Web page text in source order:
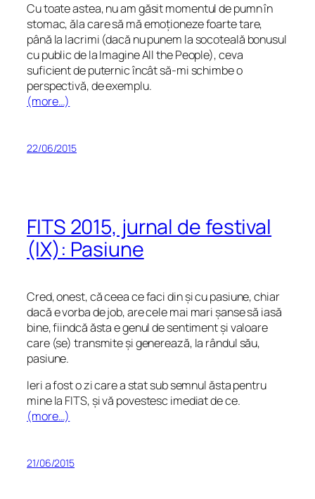
Cu toate astea, nu am găsit momentul de pumn în
stomac, ăla care să mă emoționeze foarte tare,
până la lacrimi (dacă nu punem la socoteală bonusul
cu public de la Imagine All the People), ceva
suficient de puternic încât să-mi schimbe o
perspectivă, de exemplu.
(more…)
22/06/2015
FITS 2015, jurnal de festival
(IX): Pasiune
Cred, onest, că ceea ce faci din și cu pasiune, chiar
dacă e vorba de job, are cele mai mari șanse să iasă
bine, fiindcă ăsta e genul de sentiment și valoare
care (se) transmite și generează, la rândul său,
pasiune.
Ieri a fost o zi care a stat sub semnul ăsta pentru
mine la FITS, și vă povestesc imediat de ce.
(more…)
21/06/2015